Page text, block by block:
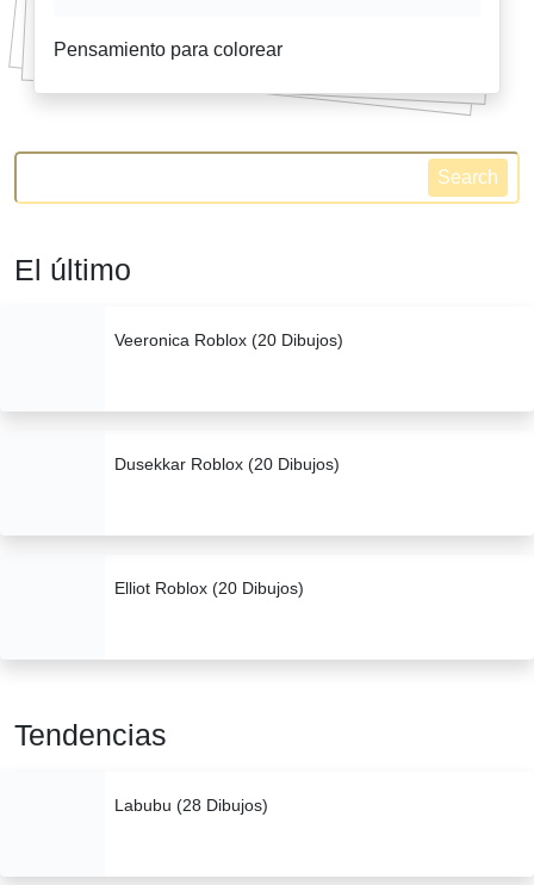
Pensamiento para colorear
Search
El último
Veeronica Roblox (20 Dibujos)
Dusekkar Roblox (20 Dibujos)
Elliot Roblox (20 Dibujos)
Tendencias
Labubu (28 Dibujos)